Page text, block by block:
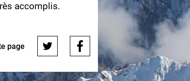
accomplis.
page